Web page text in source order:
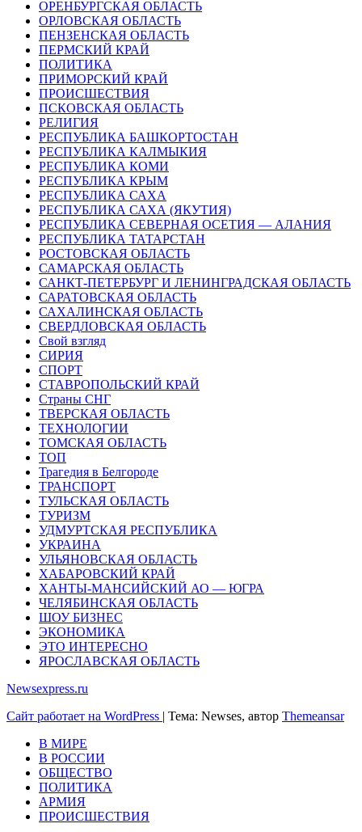
ОРЕНБУРГСКАЯ ОБЛАСТЬ
ОРЛОВСКАЯ ОБЛАСТЬ
ПЕНЗЕНСКАЯ ОБЛАСТЬ
ПЕРМСКИЙ КРАЙ
ПОЛИТИКА
ПРИМОРСКИЙ КРАЙ
ПРОИСШЕСТВИЯ
ПСКОВСКАЯ ОБЛАСТЬ
РЕЛИГИЯ
РЕСПУБЛИКА БАШКОРТОСТАН
РЕСПУБЛИКА КАЛМЫКИЯ
РЕСПУБЛИКА КОМИ
РЕСПУБЛИКА КРЫМ
РЕСПУБЛИКА САХА
РЕСПУБЛИКА САХА (ЯКУТИЯ)
РЕСПУБЛИКА СЕВЕРНАЯ ОСЕТИЯ — АЛАНИЯ
РЕСПУБЛИКА ТАТАРСТАН
РОСТОВСКАЯ ОБЛАСТЬ
САМАРСКАЯ ОБЛАСТЬ
САНКТ-ПЕТЕРБУРГ И ЛЕНИНГРАДСКАЯ ОБЛАСТЬ
САРАТОВСКАЯ ОБЛАСТЬ
САХАЛИНСКАЯ ОБЛАСТЬ
СВЕРДЛОВСКАЯ ОБЛАСТЬ
Свой взгляд
СИРИЯ
СПОРТ
СТАВРОПОЛЬСКИЙ КРАЙ
Страны СНГ
ТВЕРСКАЯ ОБЛАСТЬ
ТЕХНОЛОГИИ
ТОМСКАЯ ОБЛАСТЬ
ТОП
Трагедия в Белгороде
ТРАНСПОРТ
ТУЛЬСКАЯ ОБЛАСТЬ
ТУРИЗМ
УДМУРТСКАЯ РЕСПУБЛИКА
УКРАИНА
УЛЬЯНОВСКАЯ ОБЛАСТЬ
ХАБАРОВСКИЙ КРАЙ
ХАНТЫ-МАНСИЙСКИЙ АО — ЮГРА
ЧЕЛЯБИНСКАЯ ОБЛАСТЬ
ШОУ БИЗНЕС
ЭКОНОМИКА
ЭТО ИНТЕРЕСНО
ЯРОСЛАВСКАЯ ОБЛАСТЬ
Newsexpress.ru
Сайт работает на WordPress | Тема: Newses, автор Themeansar
В МИРЕ
В РОССИИ
ОБЩЕСТВО
ПОЛИТИКА
АРМИЯ
ПРОИСШЕСТВИЯ